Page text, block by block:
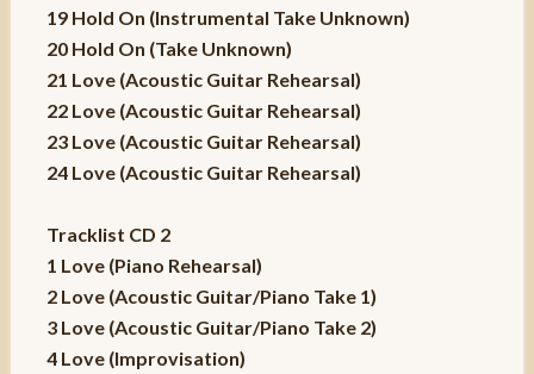
19 Hold On (Instrumental Take Unknown)
20 Hold On (Take Unknown)
21 Love (Acoustic Guitar Rehearsal)
22 Love (Acoustic Guitar Rehearsal)
23 Love (Acoustic Guitar Rehearsal)
24 Love (Acoustic Guitar Rehearsal)
Tracklist CD 2
1 Love (Piano Rehearsal)
2 Love (Acoustic Guitar/Piano Take 1)
3 Love (Acoustic Guitar/Piano Take 2)
4 Love (Improvisation)